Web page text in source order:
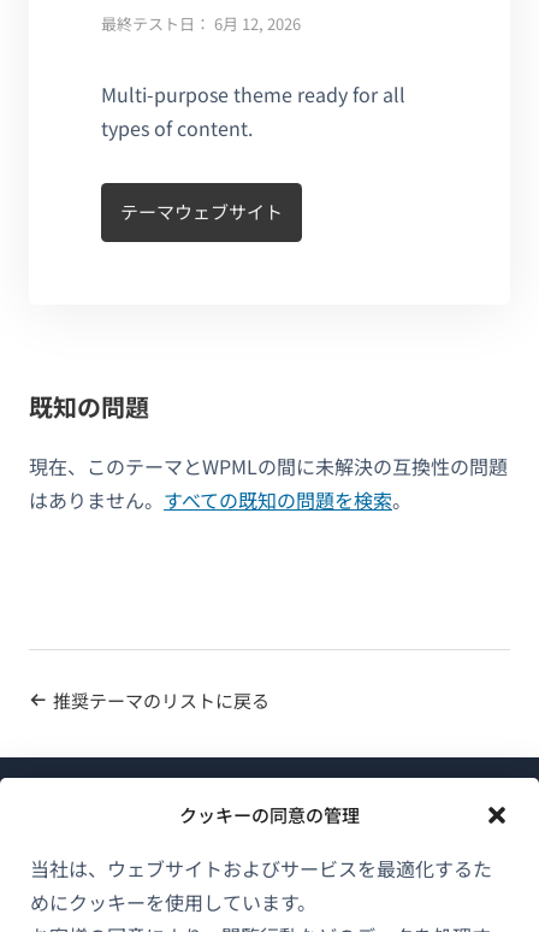
クッキーの同意の管理
当社は、ウェブサイトおよびサービスを最適化するた
めにクッキーを使用しています。
最終テスト日： 6月 12, 2026
Multi-purpose theme ready for all
types of content.
テーマウェブサイト
既知の問題
現在、このテーマとWPMLの間に未解決の互換性の問題
はありません。 すべての既知の問題を検索。
推奨テーマのリストに戻る
WPMLについて